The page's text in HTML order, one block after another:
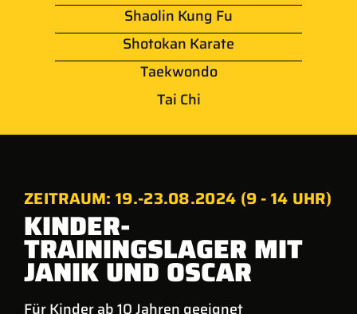
Shaolin Kung Fu
Shotokan Karate
Taekwondo
Tai Chi
ZEITRAUM: 19.-23.08.2024 (9 - 14 UHR)
KINDER-
TRAININGSLAGER MIT
JANIK UND OSCAR
Für Kinder ab 10 Jahren geeignet